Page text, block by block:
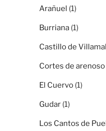
Arañuel (1)
Burriana (1)
Castillo de
Cortes de arenoso
El Cuervo (1)
Gudar (1)
Los Cantos de